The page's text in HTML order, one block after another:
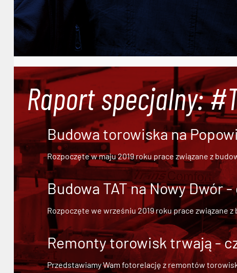
Raport specjalny:
Budowa torowiska na
Rozpoczęte w maju 2019 roku prace związane z
Budowa TAT na Nowy Dwór -
Rozpoczęte we wrześniu 2019 roku prace związane z
Remonty torowisk trwają -
Przedstawiamy Wam fotorelację z remontów